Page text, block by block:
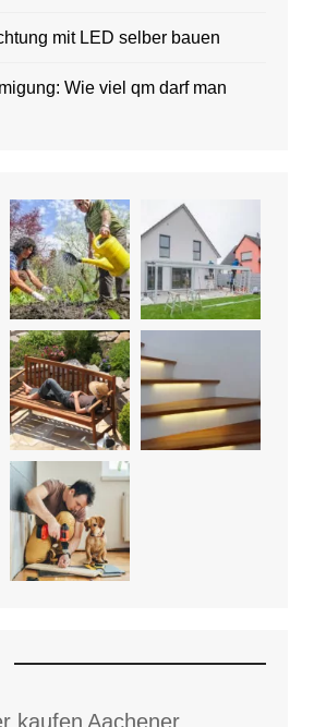
mit LED selber bauen
Wie viel qm darf man
kaufen Aachener